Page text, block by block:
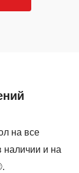
на все
наличии и на